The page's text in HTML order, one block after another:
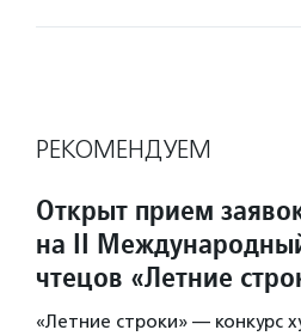
РЕКОМЕНДУЕМ
Открыт прием
на II
чтецов «Летние
«Летние строки» — конкурс